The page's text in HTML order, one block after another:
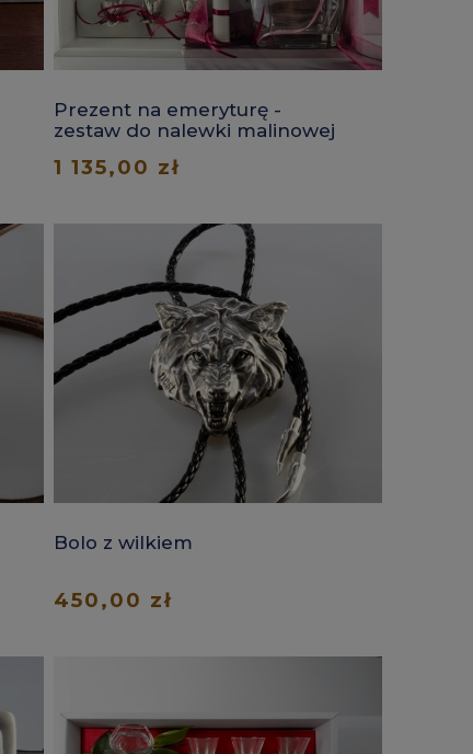
Prezent na emeryturę -
zestaw do nalewki malinowej
1 135,00 zł
Bolo z wilkiem
450,00 zł